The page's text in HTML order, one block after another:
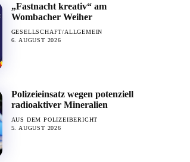
„Fastnacht kreativ“ am
Wombacher Weiher
GESELLSCHAFT/ALLGEMEIN
6. AUGUST 2026
Polizeieinsatz wegen potenziell
radioaktiver Mineralien
AUS DEM POLIZEIBERICHT
5. AUGUST 2026